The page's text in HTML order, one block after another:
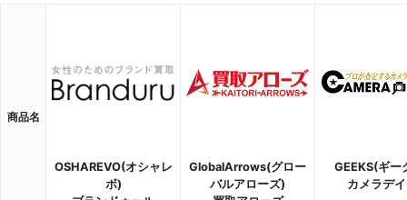
商品名
OSHAREVO(オシャレ
ボ)
GlobalArrows(グロー
バルアローズ)
GEEKS(ギー
カメラデ